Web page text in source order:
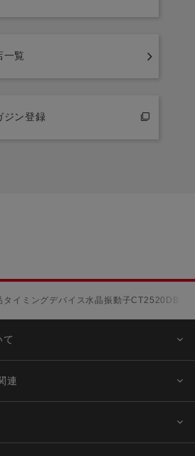
一覧
ジン登録
タイミングデバイス水晶振動子CT2520DB
連